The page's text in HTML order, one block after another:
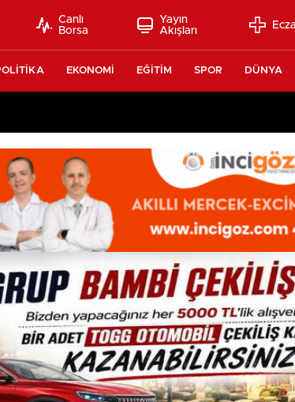
Canlı
Borsa
Yayın
Akışları
EKONOMİ EĞİTİM SPOR DÜNYA